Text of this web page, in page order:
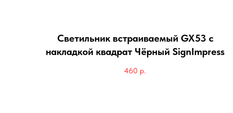
Светильник встраиваемый GX53 с
накладкой квадрат Чёрный SignImpress
460 р.